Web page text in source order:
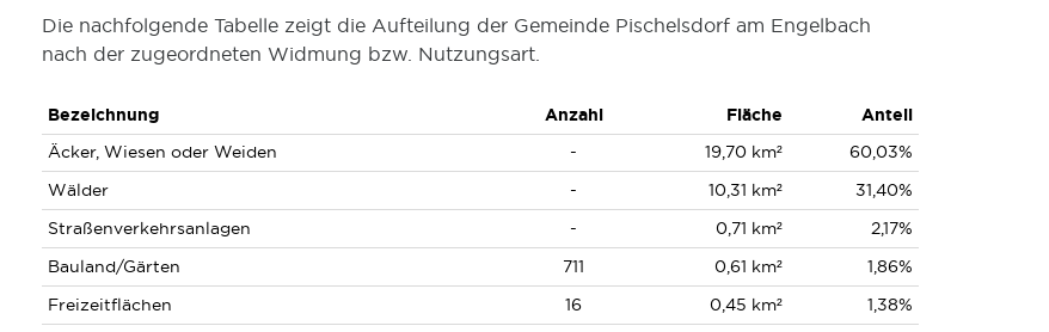
Die nachfolgende Tabelle zeigt die Aufteilung der Gemeinde Pischelsdorf am Engelbach
nach der zugeordneten Widmung bzw. Nutzungsart.
Bezeichnung Anzahl Fläche
Anteil
Äcker, Wiesen oder Weiden
- 19,70 km²
60,03%
Wälder
- 10,31 km²
31,40%
Straßenverkehrsanlagen
- 0,71 km²
2,17%
Bauland/Gärten
711 0,61 km²
1,86%
Freizeitflächen
16 0,45 km²
1,38%